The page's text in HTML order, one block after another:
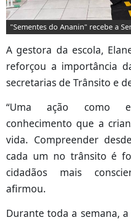
"Sementes do Ananin" recebe a
A gestora da escola,
reforçou a importância
secretarias de Trânsito e
“Uma ação como
conhecimento que a
vida. Compreender
cada um no trânsito é
cidadãos mais
afirmou.
Durante toda a semana, a